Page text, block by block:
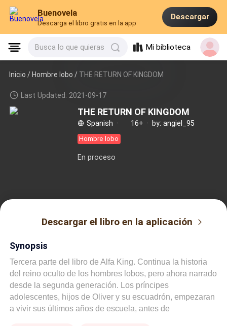
Buenovela
Descarga el libro gratis en la app
Descargar
Busca lo que quieras Mi biblioteca
Inicio /Hombre lobo / THE RETURN OF KINGDOM
Last Updated: 2021-09-17
THE RETURN OF KINGDOM
Spanish · 16+ · by: angiel_95
Hombre lobo
En proceso
Descargar el libro en la aplicación
Synopsis
Tercera parte del libro de Alfa King. Continua la historia
del reino oculto de los hombres lobos, pero ahora narrado
desde la segunda generación. Los príncipes
adolescentes, hijos de Oliver y su escuadrón, empezaran
a vivir sus últimos años de escuela, antes de